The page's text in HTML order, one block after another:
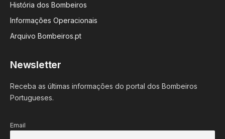
História dos Bombeiros
Informações Operacionais
Arquivo Bombeiros.pt
Newsletter
Receba as últimas informações do portal dos Bombeiros
Portugueses.
Email